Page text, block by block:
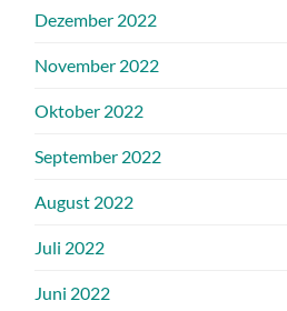
Dezember 2022
November 2022
Oktober 2022
September 2022
August 2022
Juli 2022
Juni 2022